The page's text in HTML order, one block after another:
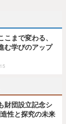
こまで変わる、
む学びのアップ
財団設立記念シ
性と探究の未来